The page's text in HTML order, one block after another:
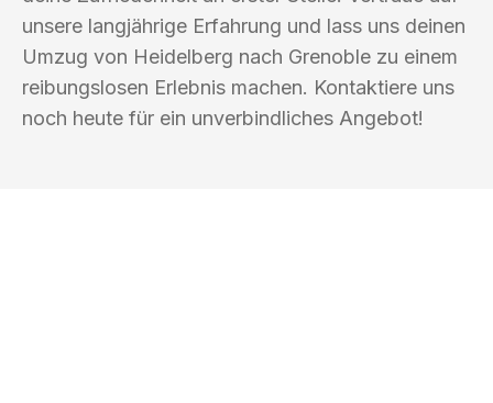
unsere langjährige Erfahrung und lass uns deinen
Umzug von Heidelberg nach Grenoble zu einem
reibungslosen Erlebnis machen. Kontaktiere uns
noch heute für ein unverbindliches Angebot!